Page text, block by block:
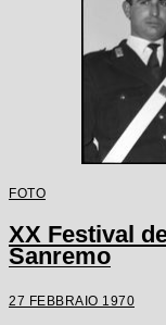
FOTO
XX Festival
Sanremo
27 FEBBRAIO 1970